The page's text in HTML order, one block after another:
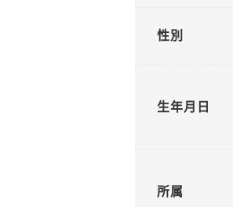
性別
生年月日
所属